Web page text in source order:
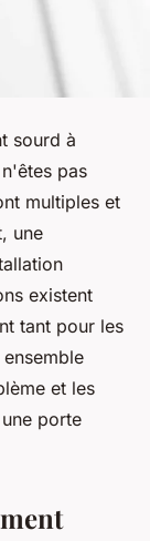
sourd à
pas
multiples et
une
existent
tant pour les
et les
porte